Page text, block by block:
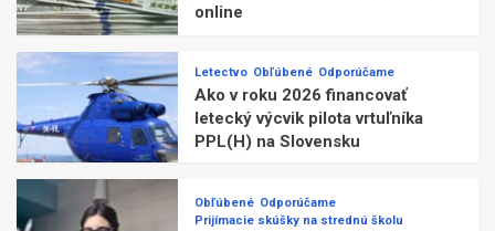
online
Letectvo Obľúbené Odporúčame
Ako v roku 2026 financovať
letecký výcvik pilota vrtuľníka
PPL(H) na Slovensku
Obľúbené Odporúčame
Prijímacie skúšky na strednú školu